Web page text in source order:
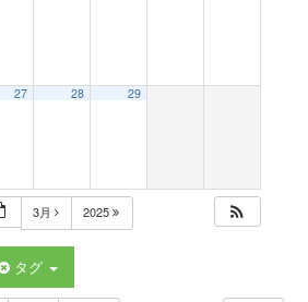
27 28 29
3月 2025
タグ